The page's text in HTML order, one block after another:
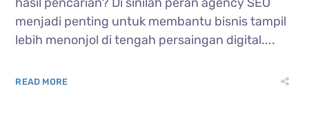
menjadi penting untuk membantu bisnis tampil
lebih menonjol di tengah persaingan digital....
READ MORE